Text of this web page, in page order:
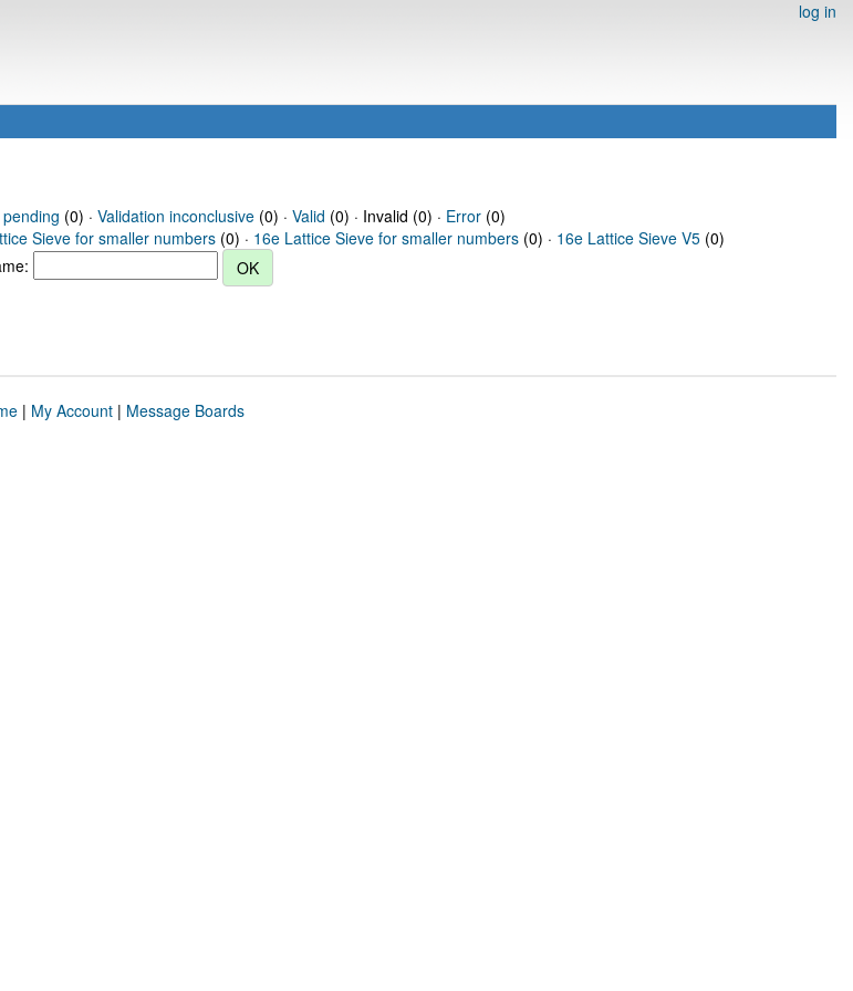
log in
(0) · Validation inconclusive(0) · Valid (0) · Invalid (0) · Error(0)
Sieve for smaller numbers (0) · 16e Lattice Sieve for smaller numbers (0) · 16e Lattice Sieve V5 (0)
| My Account| Message Boards